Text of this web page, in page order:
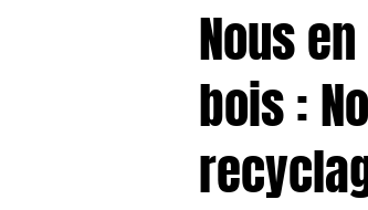
Nous
bois :